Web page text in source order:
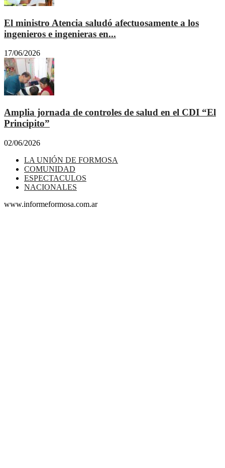
El ministro Atencia saludó afectuosamente a los
ingenieros e ingenieras en...
17/06/2026
Amplia jornada de controles de salud en el CDI “El
Principito”
02/06/2026
LA UNIÓN DE FORMOSA
COMUNIDAD
ESPECTACULOS
NACIONALES
www.informeformosa.com.ar